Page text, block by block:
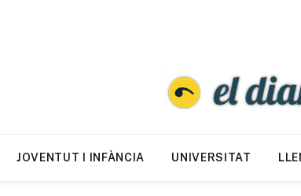
JOVENTUT I INFÀNCIA UNIVERSITAT